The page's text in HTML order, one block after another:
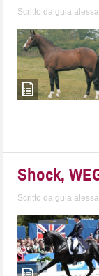
Scritto daguia
Shock,
Scritto daguia